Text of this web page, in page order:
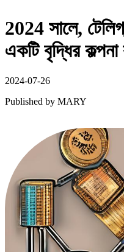
2024 সালে,
একটি বৃদ্ধির
2024-07-26
Published by MARY